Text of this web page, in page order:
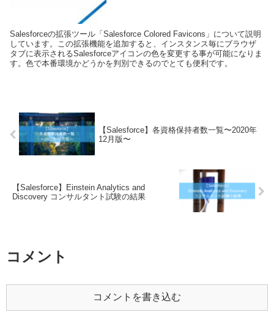
Salesforceの拡張ツール「Salesforce Colored Favicons」について説明
しています。この拡張機能を追加すると、インスタンス毎にブラウザ
タブに表示されるSalesforceアイコンの色を変更する事が可能になりま
す。色で本番環境かどうかを判別できるのでとても便利です。
【Salesforce】各資格保持者数一覧〜2020年
12月版〜
【Salesforce】Einstein Analytics and
Discovery コンサルタント試験の結果
コメント
コメントを書き込む